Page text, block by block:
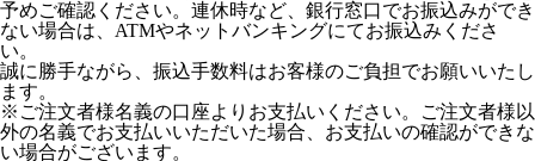
予めご確認ください。連休時など、銀行窓口でお振込みができ
ない場合は、ATMやネットバンキングにてお振込みくださ
い。
誠に勝手ながら、振込手数料はお客様のご負担でお願いいたし
ます。
※ご注文者様名義の口座よりお支払いください。ご注文者様以
外の名義でお支払いいただいた場合、お支払いの確認ができな
い場合がございます。